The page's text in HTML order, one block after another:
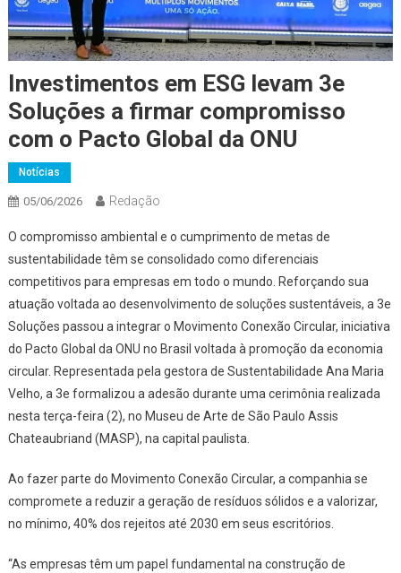
Investimentos em ESG levam 3e
Soluções a firmar compromisso
com o Pacto Global da ONU
Notícias
05/06/2026 Redação
O compromisso ambiental e o cumprimento de metas de
sustentabilidade têm se consolidado como diferenciais
competitivos para empresas em todo o mundo. Reforçando sua
atuação voltada ao desenvolvimento de soluções sustentáveis, a 3e
Soluções passou a integrar o Movimento Conexão Circular, iniciativa
do Pacto Global da ONU no Brasil voltada à promoção da economia
circular. Representada pela gestora de Sustentabilidade Ana Maria
Velho, a 3e formalizou a adesão durante uma cerimônia realizada
nesta terça-feira (2), no Museu de Arte de São Paulo Assis
Chateaubriand (MASP), na capital paulista.
Ao fazer parte do Movimento Conexão Circular, a companhia se
compromete a reduzir a geração de resíduos sólidos e a valorizar,
no mínimo, 40% dos rejeitos até 2030 em seus escritórios.
“As empresas têm um papel fundamental na construção de